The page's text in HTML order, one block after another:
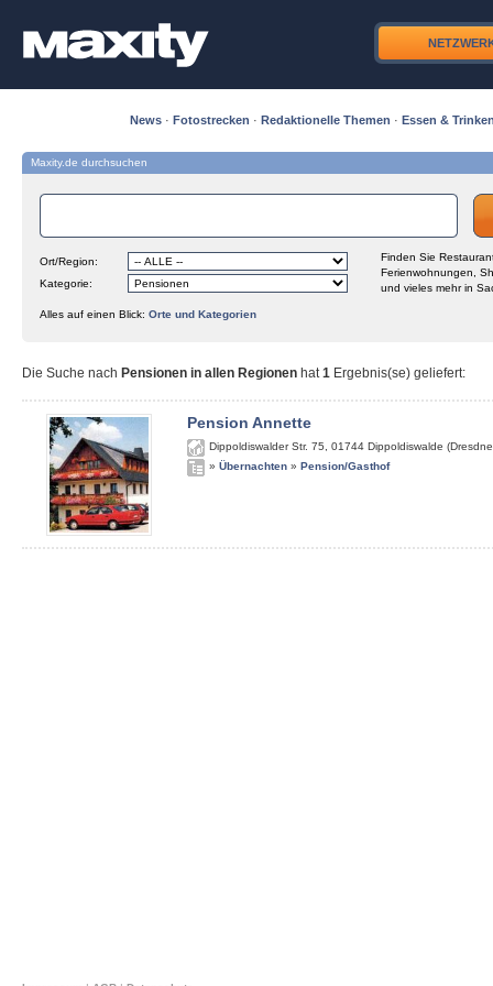
News · Fotostrecken · Redaktionelle Themen · Essen &
Maxity.de durchsuchen
Ort/Region:
Kategorie:
Finden Sie
Ferienwohnungen,
und vieles mehr in
Alles auf einen Blick: Orte und Kategorien
Die Suche nach Pensionen in allen Regionen hat1 Ergebnis(se) geliefert:
Pension Annette
Dippoldiswalder Str. 75 01744 Dippoldiswalde
» Übernachten » Pension/Gasthof